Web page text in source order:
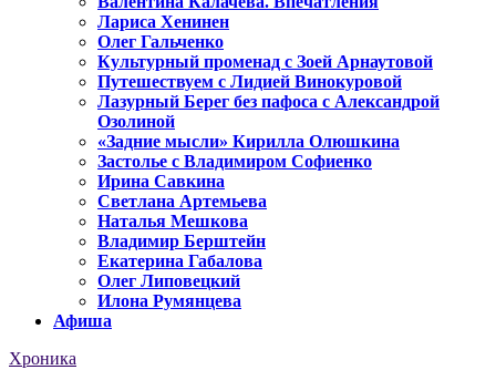
Лариса Хенинен
Олег Гальченко
Культурный променад с Зоей Арнаутовой
Путешествуем с Лидией Винокуровой
Лазурный Берег без пафоса с Александрой
Озолиной
«Задние мысли» Кирилла Олюшкина
Застолье с Владимиром Софиенко
Ирина Савкина
Светлана Артемьева
Наталья Мешкова
Владимир Берштейн
Екатерина Габалова
Олег Липовецкий
Илона Румянцева
Афиша
Хроника